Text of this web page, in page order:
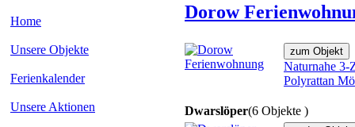
Dorow
Naturnahe 3-
Polyrattan
Dwarslöper(6 Objekte )
Home
Unsere Objekte
Ferienkalender
Unsere Aktionen